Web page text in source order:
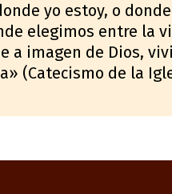
yo estoy, o
elegimos entre la
a imagen de Dios,
(Catecismo de la